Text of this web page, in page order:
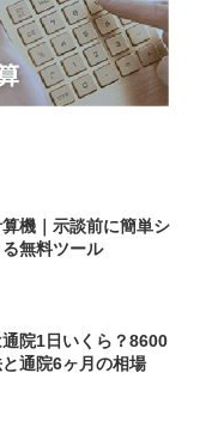
機｜示談前に簡単シ
無料ツール
院1日いくら？8600
通院6ヶ月の相場